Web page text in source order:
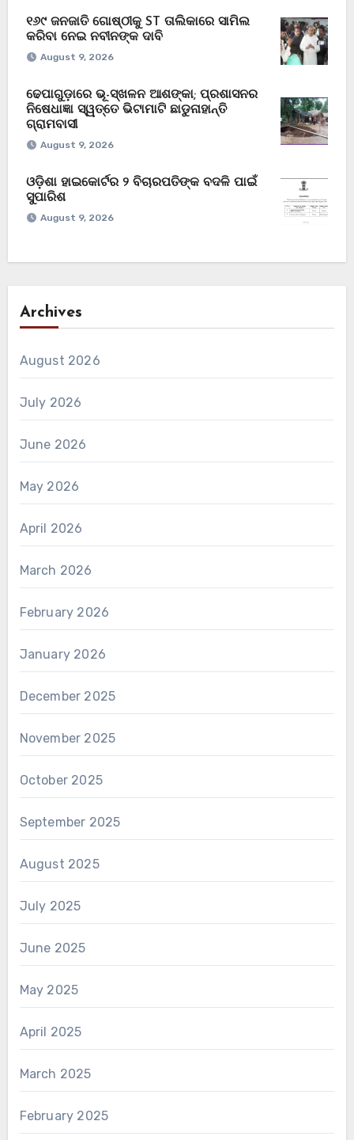
୧୬୯ ଜନଜାତି ଗୋଷ୍ଠୀକୁ ST ତାଲିକାରେ ସାମିଲ
କରିବା ନେଇ ନବୀନଙ୍କ ଦାବି
August 9, 2026
ଢେପାଗୁଡ଼ାରେ ଭୂ-ସ୍ଖଳନ ଆଶଙ୍କା; ପ୍ରଶାସନର
ନିଷେଧାଜ୍ଞା ସ୍ୱତ୍ତେ ଭିଟାମାଟି ଛାଡୁନାହାନ୍ତି
ଗ୍ରାମବାସୀ
August 9, 2026
ଓଡ଼ିଶା ହାଇକୋର୍ଟର ୨ ବିଚାରପତିଙ୍କ ବଦଳି ପାଇଁ
ସୁପାରିଶ
August 9, 2026
Archives
August 2026
July 2026
June 2026
May 2026
April 2026
March 2026
February 2026
January 2026
December 2025
November 2025
October 2025
September 2025
August 2025
July 2025
June 2025
May 2025
April 2025
March 2025
February 2025